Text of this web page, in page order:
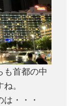
も首都の中
。
・・・